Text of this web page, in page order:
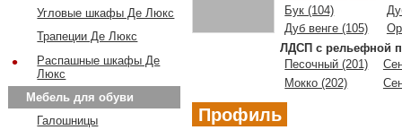
Бук (104)
Дуб венге (105)
ЛДСП с рельефной
Песочный (201)
Мокко (202)
Профиль
Угловые шкафы Де Люкс
Трапеции Де Люкс
Распашные шкафы Де
Люкс
•
Мебель для обуви
Галошницы